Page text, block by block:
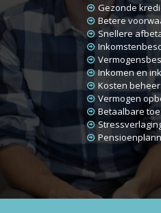
Gezonde
Betere
Snellere
Inkomen en
Kosten
Vermogen
Betaalbare